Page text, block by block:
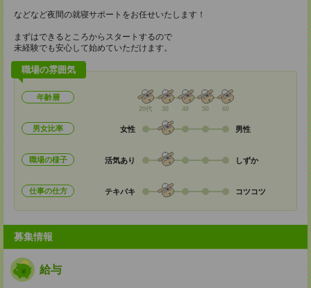
などなど夜間の就寝サポートをお任せいたします！
まずはできるところからスタートするので
未経験でも安心して始めていただけます。
職場の雰囲気
年齢層
20代 30 40 50 60
男女比率 女性 男性
職場の様子 活気あり しずか
仕事の仕方 テキパキ コツコツ
募集情報
給与